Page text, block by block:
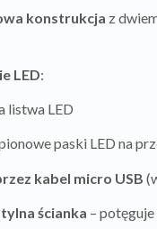
konstrukcja z
LED:
listwa LED
paski LED na
kabel micro USB
ścianka – potęguje